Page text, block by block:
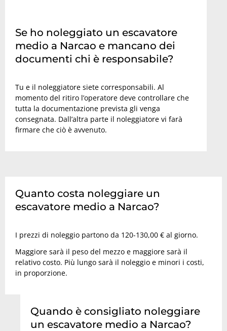
Se ho noleggiato un escavatore
medio a Narcao e mancano dei
documenti chi è responsabile?
Tu e il noleggiatore siete corresponsabili. Al
momento del ritiro l’operatore deve controllare che
tutta la documentazione prevista gli venga
consegnata. Dall’altra parte il noleggiatore vi farà
firmare che ciò è avvenuto.
Quanto costa noleggiare un
escavatore medio a Narcao?
I prezzi di noleggio partono da 120-130,00 € al giorno.
Maggiore sarà il peso del mezzo e maggiore sarà il
relativo costo. Più lungo sarà il noleggio e minori i costi,
in proporzione.
Quando è consigliato noleggiare
un escavatore medio a Narcao?